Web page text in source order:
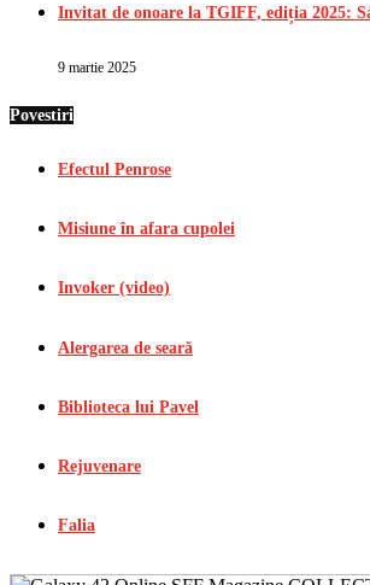
Invitat de onoare la TGIFF, ediția 2025:
9 martie 2025
Povestiri
Efectul Penrose
Misiune în afara cupolei
Invoker (video)
Alergarea de seară
Biblioteca lui Pavel
Rejuvenare
Falia